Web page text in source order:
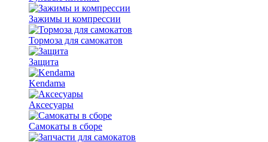
Зажимы и компрессии
Тормоза для самокатов
Защита
Kendama
Аксесуары
Самокаты в сборе